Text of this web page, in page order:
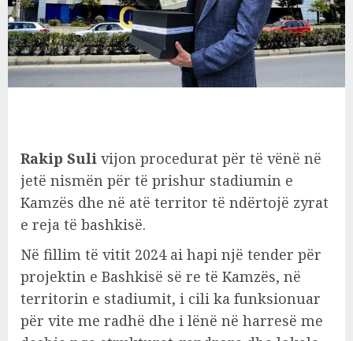
Rakip Suli vijon procedurat për të vënë në
jetë nismën për të prishur stadiumin e
Kamzës dhe në atë territor të ndërtojë zyrat
e reja të bashkisë.
Në fillim të vitit 2024 ai hapi një tender për
projektin e Bashkisë së re të Kamzës, në
territorin e stadiumit, i cili ka funksionuar
për vite me radhë dhe i lënë në harresë me